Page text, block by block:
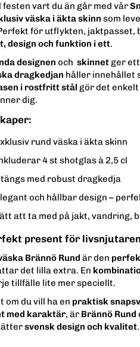
festen vart du än går med vår
väska i äkta skinn som
för utflykten, jaktpasset,
design och funktion i ett.
designen och skinnet ger
dragkedjan håller innehållet
i rostfritt stål gör det
dig.
rund väska i äkta skinn
4 st shotglas à 2,5 cl
med robust dragkedja
och hållbar design –
att ta med på jakt, vandring,
present för livsnjutaren
Brännö Rund är den
det lilla extra. En
tillfälle lite mer speciellt.
om du vill ha en praktisk
med karaktär, är Brännö Rund
svensk design och kvalitet.